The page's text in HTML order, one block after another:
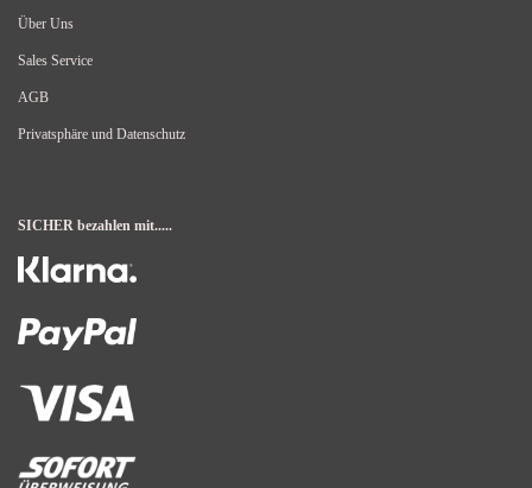
Über Uns
Sales Service
AGB
Privatsphäre und Datenschutz
SICHER bezahlen mit.....